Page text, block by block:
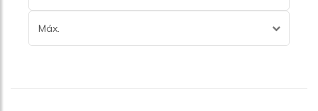
Máx.